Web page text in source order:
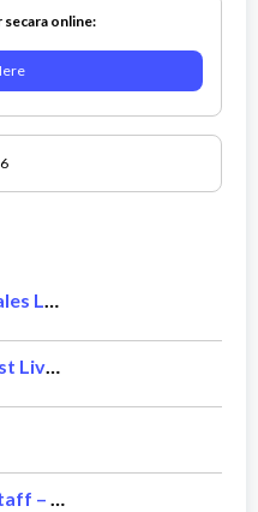
secara online:
Info Loker Admin Stock – Sales Laptop
Host Live Gaming Pria – Host Live Gaming Wanita
Info Loker Finance Senior Staff – Bintang Delapan Group